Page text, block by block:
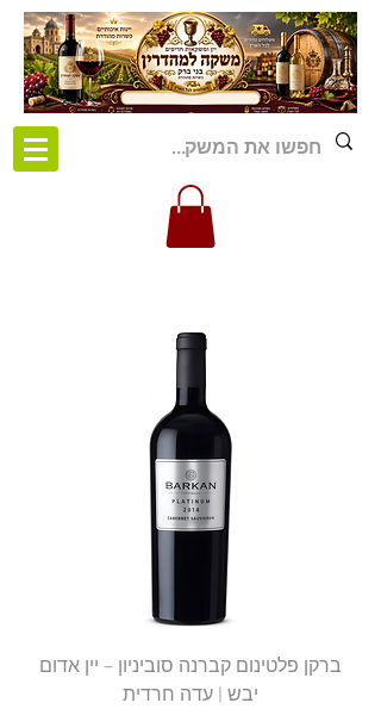
ברקן פלטינום קברנה סוביניון – יין אדום
יבש | עדה חרדית